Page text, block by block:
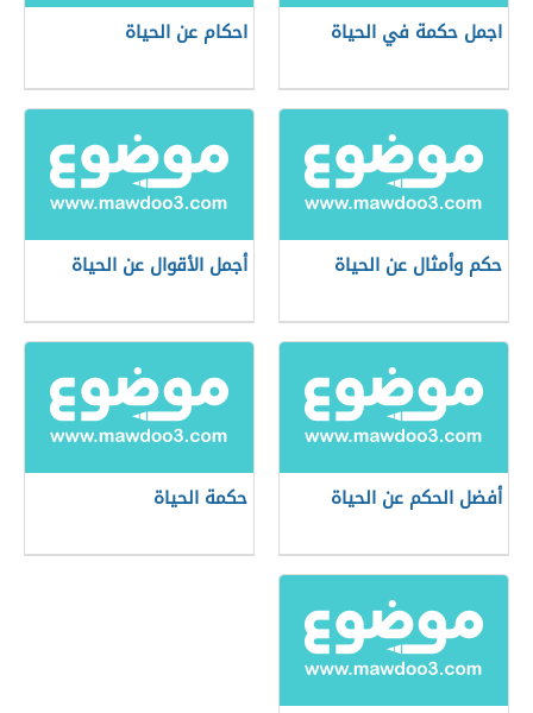
اجمل حكمة في الحياة احكام عن الحياة
حكم وأمثال عن الحياة أجمل الأقوال عن الحياة
أفضل الحكم عن الحياة حكمة الحياة